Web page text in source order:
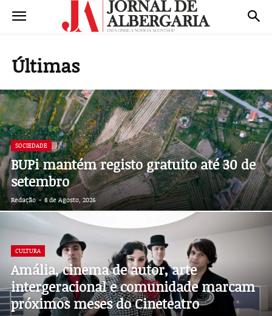
Últimas
SOCIEDADE
BUPi mantém registo gratuito até 30 de
setembro
Redação - 8 de Agosto, 2026
CULTURA
Amália, cinema de autor, arte
intergeracional e comunidade marcam
próximos meses do Cineteatro